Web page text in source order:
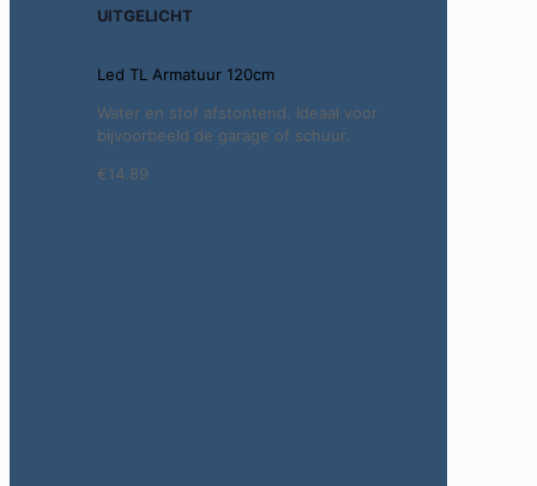
UITGELICHT
Led TL Armatuur 120cm
Water en stof afstontend. Ideaal voor
bijvoorbeeld de garage of schuur.
€14.89